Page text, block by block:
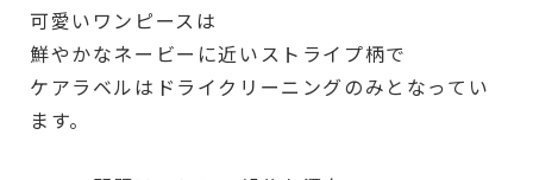
可愛いワンピースは
鮮やかなネービーに近いストライプ柄で
ケアラベルはドライクリーニングのみとなってい
ます。